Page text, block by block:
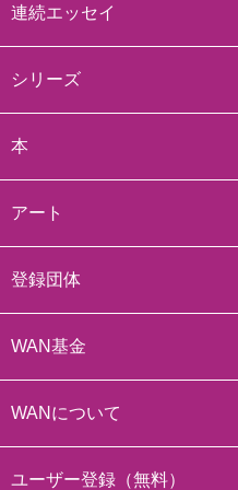
連続エッセイ
シリーズ
本
アート
登録団体
WAN基金
WANについて
ユーザー登録（無料）